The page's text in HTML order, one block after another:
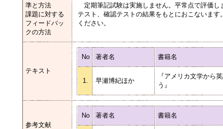
準と方法
課題に対する
フィードバッ
クの方法
定期筆記試験は実施しません。平常点で評価し
テスト、確認テストの結果をもとにおこないま
ください。
テキスト
No 著者名 書籍名
1. 早瀬博紀ほか
『アメリカ文学から
う』
参考文献
No 著者名 書籍名